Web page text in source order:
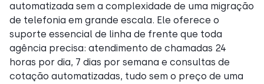
automatizada sem a complexidade de uma migração
de telefonia em grande escala. Ele oferece o
suporte essencial de linha de frente que toda
agência precisa: atendimento de chamadas 24
horas por dia, 7 dias por semana e consultas de
cotação automatizadas, tudo sem o preço de uma